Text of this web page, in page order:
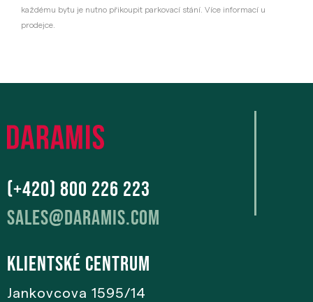
každému bytu je nutno přikoupit parkovací stání. Více informací u
prodejce.
(+420) 800 226 223
sales@daramis.com
Klientské centrum
Jankovcova 1595/14